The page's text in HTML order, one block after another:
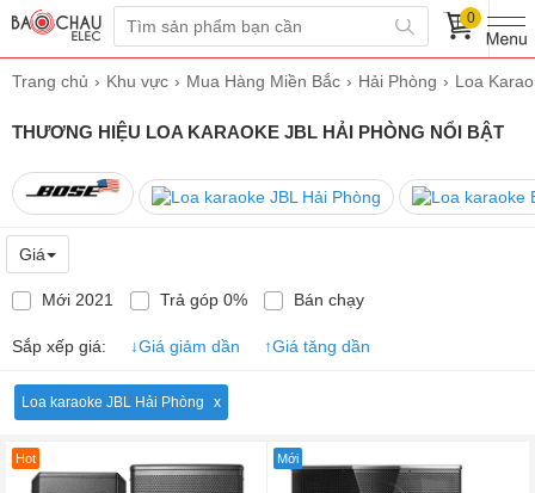
0
Trang chủ Khu vực Mua Hàng Miền Bắc Hải Phòng Loa
THƯƠNG HIỆU LOA KARAOKE JBL HẢI PHÒNG NỔI BẬT
Giá
Mới 2021 Trả góp 0% Bán chạy
Sắp xếp giá: ↓Giá giảm dần ↑Giá tăng dần
Loa karaoke JBL Hải Phòng
Hot Mới